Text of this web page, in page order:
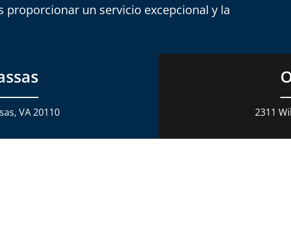
proporcionar un servicio excepcional y la
VA 20110 2311